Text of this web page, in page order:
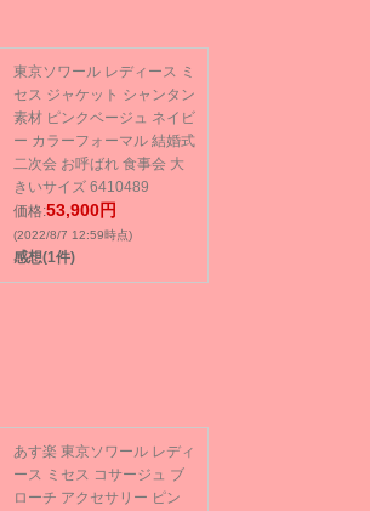
東京ソワール レディース ミ
セス ジャケット シャンタン
素材 ピンクベージュ ネイビ
ー カラーフォーマル 結婚式
二次会 お呼ばれ 食事会 大
きいサイズ 6410489
価格:53,900円
(2022/8/7 12:59時点)
感想(1件)
あす楽 東京ソワール レディ
ース ミセス コサージュ ブ
ローチ アクセサリー ピン